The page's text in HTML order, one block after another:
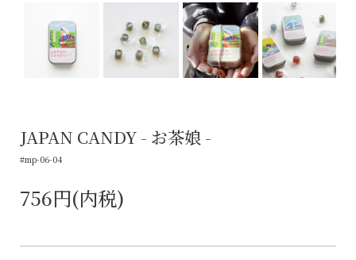
JAPAN CANDY - お茶娘 -
#mp-06-04
756円(内税)